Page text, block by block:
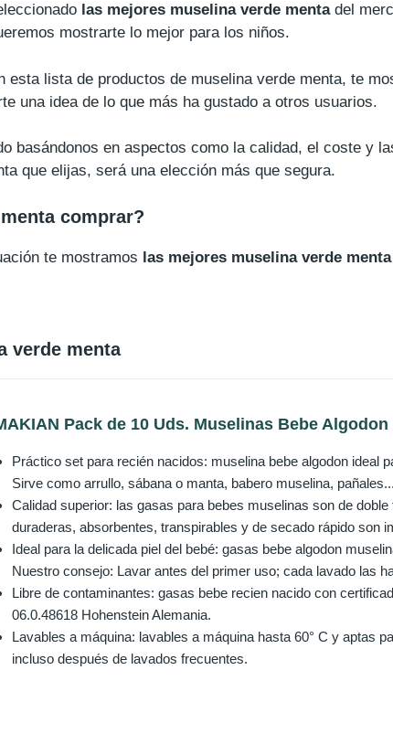
las mejores muselina verde mentadel
mostrarte lo mejor para los niños.
esta lista de productos de muselina verde menta, te
una idea de lo que más ha gustado a otros usuarios.
basándonos en aspectos como la calidad, el coste y
que elijas, será una elección más que segura.
comprar?
te mostramos las mejores muselina verde menta
verde menta
Pack de 10 Uds. Muselinas Bebe
Práctico set para recién nacidos: muselina bebe algodon ideal
Sirve como arrullo, sábana o manta, babero muselina, pañales...
Calidad superior: las gasas para bebes muselinas son de
duraderas, absorbentes, transpirables y de secado rápido son
Ideal para la delicada piel del bebé: gasas bebe algodon
Nuestro consejo: Lavar antes del primer uso; cada lavado las
Libre de contaminantes: gasas bebe recien nacido con
06.0.48618 Hohenstein Alemania.
Lavables a máquina: lavables a máquina hasta 60° C y aptas
incluso después de lavados frecuentes.